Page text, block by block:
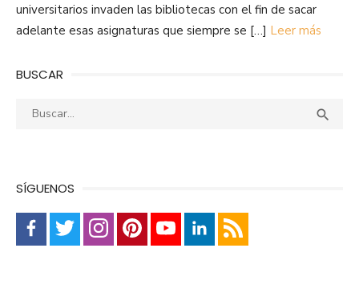
universitarios invaden las bibliotecas con el fin de sacar
adelante esas asignaturas que siempre se […] Leer más
BUSCAR
Buscar: 
SÍGUENOS